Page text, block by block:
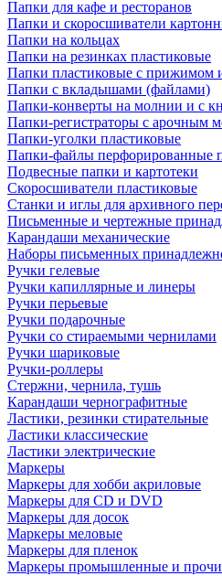
Папки для кафе и ресторанов
Папки и скоросшиватели
Папки на кольцах
Папки на резинках пластиковые
Папки пластиковые с прижимом
Папки с вкладышами (файлами)
Папки-конверты на молнии и с
Папки-регистраторы с арочным
Папки-уголки пластиковые
Папки-файлы перфорированные
Подвесные папки и картотеки
Скоросшиватели пластиковые
Станки и иглы для архивного
Письменные и чертежные
Карандаши механические
Наборы письменных
Ручки гелевые
Ручки капиллярные и линеры
Ручки перьевые
Ручки подарочные
Ручки со стираемыми чернилами
Ручки шариковые
Ручки-роллеры
Стержни, чернила, тушь
Карандаши чернографитные
Ластики, резинки стирательные
Ластики классические
Ластики электрические
Маркеры
Маркеры для хобби акриловые
Маркеры для CD и DVD
Маркеры для досок
Маркеры меловые
Маркеры для пленок
Маркеры промышленные и